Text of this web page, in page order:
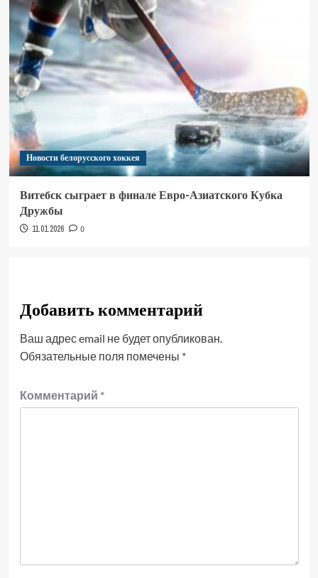
Новости белорусского хоккея
Витебск сыграет в финале Евро-Азиатского Кубка
Дружбы
11.01.2026 0
Добавить комментарий
Ваш адрес email не будет опубликован.
Обязательные поля помечены *
Комментарий *